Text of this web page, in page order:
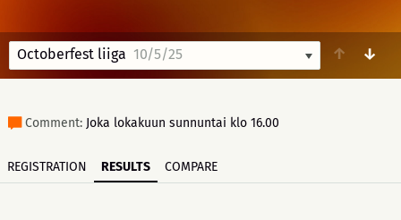
Octoberfest liiga 10/5/25 ↑ ↓
Comment: Joka lokakuun sunnuntai klo 16.00
REGISTRATION RESULTS COMPARE